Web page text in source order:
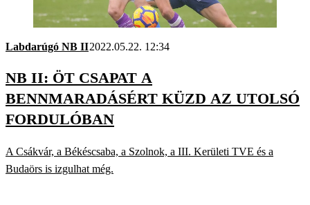
Labdarúgó NB II2022.05.22. 12:34
NB II: ÖT CSAPAT A
BENNMARADÁSÉRT KÜZD AZ UTOLSÓ
FORDULÓBAN
A Csákvár, a Békéscsaba, a Szolnok, a III. Kerületi TVE és a
Budaörs is izgulhat még.